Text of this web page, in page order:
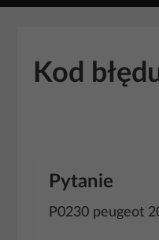
Kod
Pytanie
P0230 peugeot